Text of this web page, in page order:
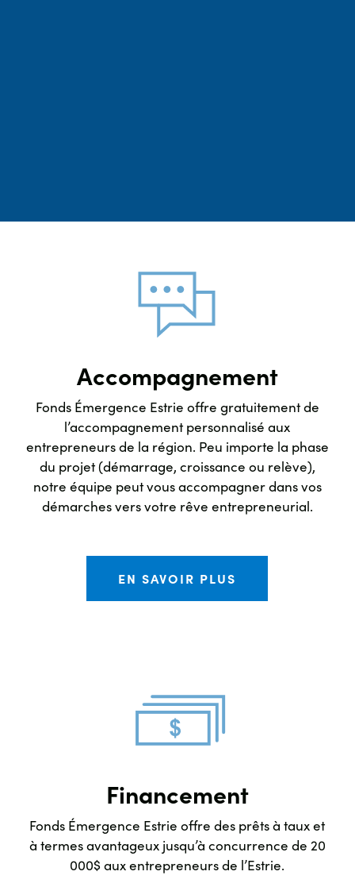
Accompagnement
Fonds Émergence Estrie offre gratuitement de
l’accompagnement personnalisé aux
entrepreneurs de la région. Peu importe la phase
du projet (démarrage, croissance ou relève),
notre équipe peut vous accompagner dans vos
démarches vers votre rêve entrepreneurial.
EN SAVOIR PLUS
Financement
Fonds Émergence Estrie offre des prêts à taux et
à termes avantageux jusqu’à concurrence de 20
000$ aux entrepreneurs de l’Estrie.